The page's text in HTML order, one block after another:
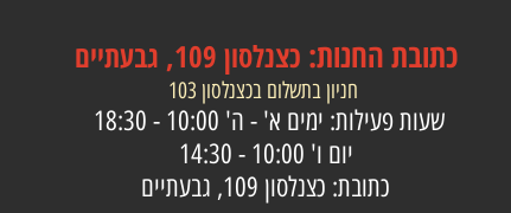
כתובתהחנות:כצנלסון 109, גבעתיים
חניון בתשלום בכצנלסון 103
שעות פעילות: ימים א' - ה' 10:00 - 18:30
יום ו'10:00 - 14:30
כתובת: כצנלסון 109, גבעתיים